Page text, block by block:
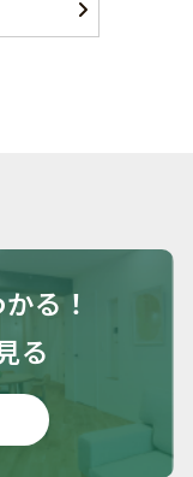
る！
る